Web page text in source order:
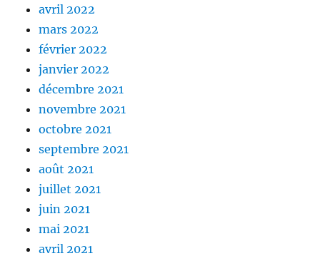
avril 2022
mars 2022
février 2022
janvier 2022
décembre 2021
novembre 2021
octobre 2021
septembre 2021
août 2021
juillet 2021
juin 2021
mai 2021
avril 2021